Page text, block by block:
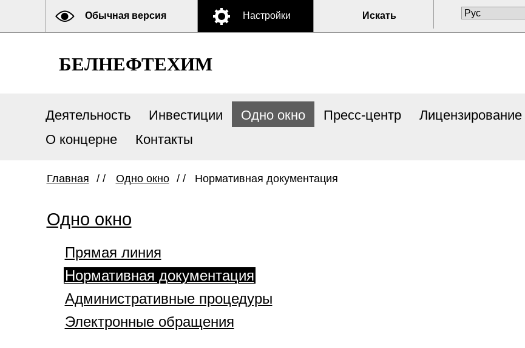
Обычная версия Настройки Искать
БЕЛНЕФТЕХИМ
Деятельность Инвестиции Одно окно Пресс-центр Лицензирование
О концерне
Контакты
Главная / / Одно окно / / Нормативная документация
Одно окно
Прямая линия
Нормативная документация
Административные процедуры
Электронные обращения